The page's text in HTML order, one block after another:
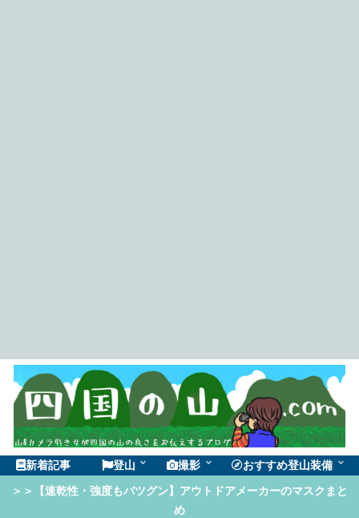
新着記事 登山 撮影 おすすめ登山装備
＞＞【速乾性・強度もバツグン】アウトドアメーカーのマスクまと
め